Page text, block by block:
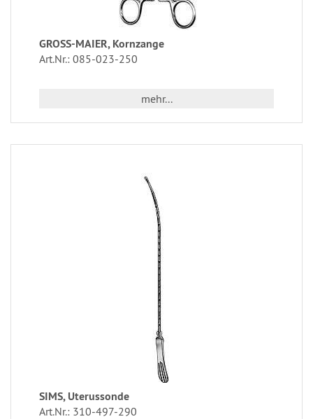
GROSS-MAIER, Kornzange
Art.Nr.: 085-023-250
mehr...
SIMS, Uterussonde
Art.Nr.: 310-497-290